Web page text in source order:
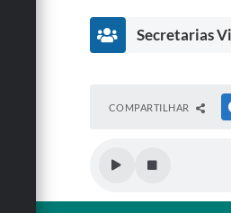
Secretarias
COMPARTILHAR